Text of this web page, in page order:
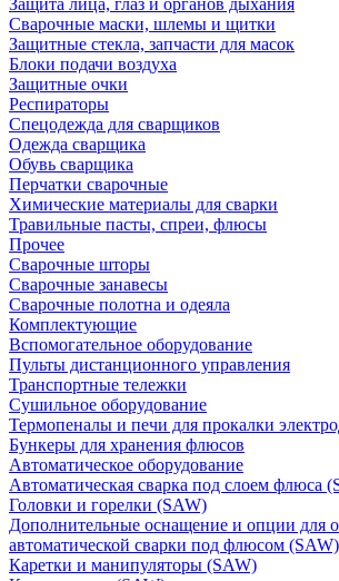
Защита лица, глаз и органов дыхания
Сварочные маски, шлемы и щитки
Защитные стекла, запчасти для масок
Блоки подачи воздуха
Защитные очки
Респираторы
Спецодежда для сварщиков
Одежда сварщика
Обувь сварщика
Перчатки сварочные
Химические материалы для сварки
Травильные пасты, спреи, флюсы
Прочее
Сварочные шторы
Сварочные занавесы
Сварочные полотна и одеяла
Комплектующие
Вспомогательное оборудование
Пульты дистанционного управления
Транспортные тележки
Сушильное оборудование
Термопеналы и печи для прокалки
Бункеры для хранения флюсов
Автоматическое оборудование
Автоматическая сварка под слоем флюса
Головки и горелки (SAW)
Дополнительные оснащение и опции для
автоматической сварки под флюсом (SAW)
Каретки и манипуляторы (SAW)